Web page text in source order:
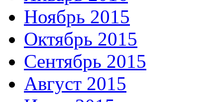
Ноябрь 2015
Октябрь 2015
Сентябрь 2015
Август 2015